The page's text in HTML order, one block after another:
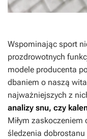
Wspominając sport
prozdrowotnych
modele producenta
dbaniem o naszą
najważniejszych z
analizy snu, czy
Miłym zaskoczeniem
śledzenia